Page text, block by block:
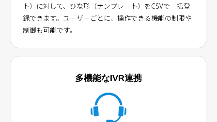
ト）に対して、ひな形（テンプレート）をCSVで一括登
録できます。ユーザーごとに、操作できる機能の制限や
制御も可能です。
多機能なIVR連携